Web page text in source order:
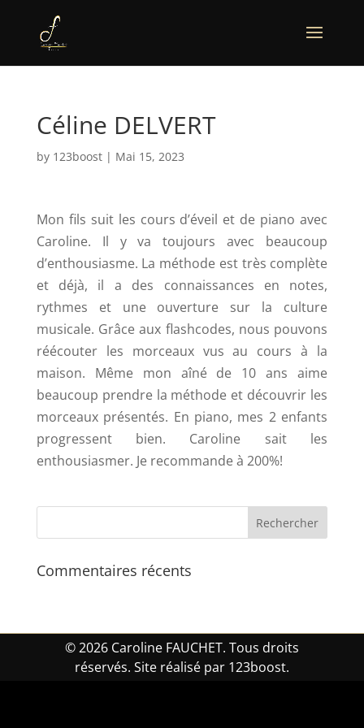
Céline DELVERT
by 123boost| Mai 15, 2023
Mon fils suit les cours d’éveil et de piano avec
Caroline. Il y va toujours avec beaucoup
d’enthousiasme. La méthode est très complète
et déjà, il a des connaissances en notes,
rythmes et une ouverture sur la culture
musicale. Grâce aux flashcodes, nous pouvons
réécouter les morceaux vus au cours à la
maison. Même mon aîné de 10 ans aime
beaucoup prendre la méthode et découvrir les
morceaux présentés. En piano, mes 2 enfants
progressent bien. Caroline sait les
enthousiasmer. Je recommande à 200%!
Commentaires récents
© 2026 Caroline FAUCHET. Tous droits
réservés. Site réalisé par 123boost.